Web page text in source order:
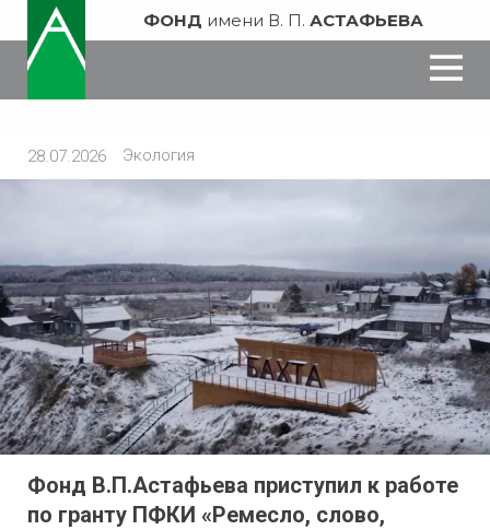
ФОНД имени В. П. АСТАФЬЕВА
28.07.2026 Экология
Фонд В.П.Астафьева приступил к работе
по гранту ПФКИ «Ремесло, слово,